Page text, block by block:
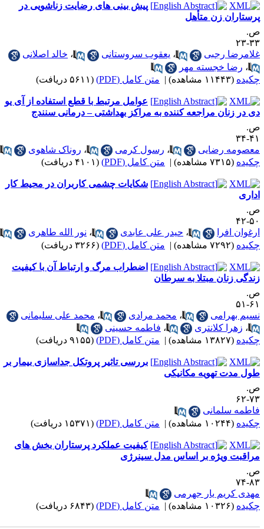
پیش بینی های رضایت زناشویی در
زن متأهل
۲۳
رجبی
،یعقوب سروستانی ،خالد اصلانی
،رضا خجسته مهر
(۱۱۴۴۳ مشاهده) | متن کامل (PDF) (۵۶۱۱ دریافت)
عوامل مرتبط با قطع استفاده از آی یو
در زنان مراجعه کننده به مراکز بهداشتی – درمانی سنندج
۳۴
رضایی
،رسول کرمی ،روناک شاهوی
(۷۳۱۵ مشاهده) | متن کامل (PDF) (۴۱۰۱ دریافت)
شکایات چشمی کاربران در محیط کار
۴۲
افرا
،حیدر علی عابدی ،نور الله طاهری
(۷۲۹۲ مشاهده) | متن کامل (PDF) (۳۲۶۶ دریافت)
اضطراب مرگ و ارتباط آن با کیفیت
زنان مبتلا به سرطان
۵۱
بهرامی
،محمد مرادی ،محمد علی سلیمانی
،زهرا کلانتری ،فاطمه حسینی
(۱۳۸۲۷ مشاهده) | متن کامل (PDF) (۹۱۵۵ دریافت)
بررسی تاثیر پروتکل جداسازی بیمار بر
مدت تهویه مکانیکی
۶۲
سلمانی
(۱۰۲۴۴ مشاهده) | متن کامل (PDF) (۱۵۳۷۱ دریافت)
کیفیت عملکرد پرستاران بخش های
ویژه بر اساس مدل سینرژی
۷۴
کریم یار جهرمی
(۱۰۳۲۶ مشاهده) | متن کامل (PDF) (۶۸۴۳ دریافت)